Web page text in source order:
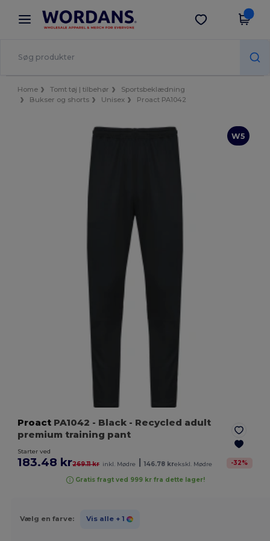
× Wordans-app
Bedre priser i appen!
Hent app
Home Tomt tøj | tilbehør
Sportsbeklædning
Bukser og shorts
Unisex Proact PA1042
W5
Proact PA1042 - Black - Recycled adult
premium training pant
Starter ved
183.48 kr269.11 kr inkl. Mødre | 146.78 krekskl. Mødre -32%
Gratis fragt ved 999 kr fra dette lager!
Vælg en farve: Vis alle + 1